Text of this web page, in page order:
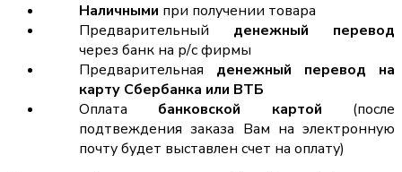
Наличными при получении товара
Предварительный денежный перевод
через банк на р/с фирмы
Предварительная денежный перевод на
карту Сбербанка или ВТБ
Оплата банковской картой (после
подтвеждения заказа Вам на электронную
почту будет выставлен счет на оплату)